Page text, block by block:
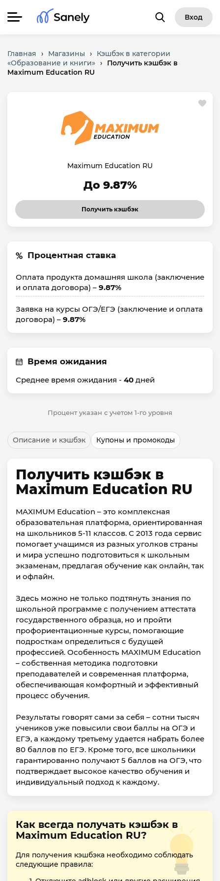
Вход
Главная › Магазины ›
Кэшбэк в категории
«Образование и книги» ›
Получить кэшбэк в
Maximum Education RU
Maximum Education RU
До 9.87%
Получить кэшбэк
Процентная ставка
Оплата продукта домашняя школа (заключение
и оплата договора) – 9.87%
Заявка на курсы ОГЭ/ЕГЭ (заключение и оплата
договора) – 9.87%
Время ожидания
Среднее время ожидания - 40 дней
Процент указан с учетом 1-го уровня
Описание и кэшбэк Купоны и промокоды
Получить кэшбэк в
Maximum Education RU
MAXIMUM Education – это комплексная
образовательная платформа, ориентированная
на школьников 5-11 классов. С 2013 года сервис
помогает учащимся из разных уголков страны
и мира успешно подготовиться к школьным
экзаменам, предлагая обучение как онлайн, так
и офлайн.
Здесь можно не только подтянуть знания по
школьной программе с получением аттестата
государственного образца, но и пройти
профориентационные курсы, помогающие
подросткам определиться с будущей
профессией. Особенность MAXIMUM Education
– собственная методика подготовки
преподавателей и современная платформа,
обеспечивающая комфортный и эффективный
процесс обучения.
Результаты говорят сами за себя – сотни тысяч
учеников уже повысили свои баллы на ОГЭ и
ЕГЭ, а каждому третьему удается набрать более
80 баллов по ЕГЭ. Кроме того, все школьники
гарантированно получают 5 баллов на ОГЭ, что
подтверждает высокое качество обучения и
индивидуальный подход к каждому.
Как всегда получать кэшбэк в
Maximum Education RU?
Для получения кэшбэка необходимо соблюдать
следующие правила: